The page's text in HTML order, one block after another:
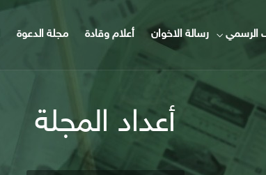
الرسمي رسالة الاخوان أعلام وقادة مجلة الدعوة
أعداد المجلة